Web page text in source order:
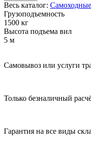
Весь каталог:
Грузоподъемность
1500 кг
Высота подъема вил
5 м
Самовывоз или услуги
Только безналичный
Гарантия на все виды